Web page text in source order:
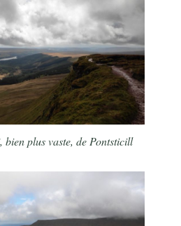
plus vaste, de Pontsticill